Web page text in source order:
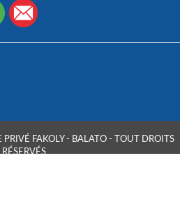
FAKOLY - BALATO - TOUT DROITS
RÉSERVÉS